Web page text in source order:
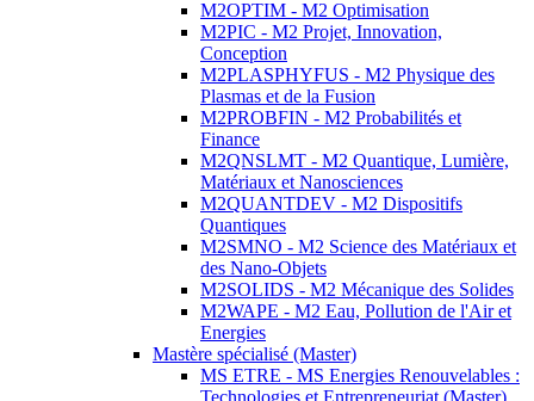
M2OPTIM - M2 Optimisation
M2PIC - M2 Projet, Innovation,
Conception
M2PLASPHYFUS - M2 Physique des
Plasmas et de la Fusion
M2PROBFIN - M2 Probabilités et
Finance
M2QNSLMT - M2 Quantique, Lumière,
Matériaux et Nanosciences
M2QUANTDEV - M2 Dispositifs
Quantiques
M2SMNO - M2 Science des Matériaux et
des Nano-Objets
M2SOLIDS - M2 Mécanique des Solides
M2WAPE - M2 Eau, Pollution de l'Air et
Energies
Mastère spécialisé (Master)
MS ETRE - MS Energies Renouvelables :
Technologies et Entrepreneuriat (Master)